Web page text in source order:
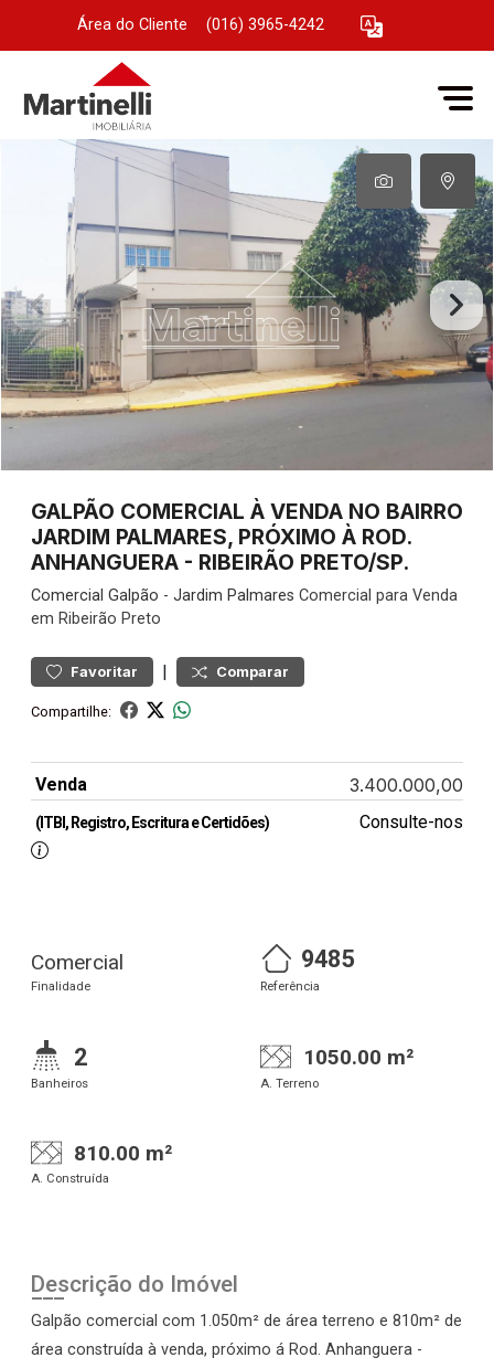
Área do Cliente (016) 3965-4242
GALPÃO COMERCIAL À VENDA NO BAIRRO
JARDIM PALMARES, PRÓXIMO À ROD.
ANHANGUERA - RIBEIRÃO PRETO/SP.
Comercial Galpão - Jardim Palmares Comercial para Venda
em Ribeirão Preto
Favoritar | Comparar
Compartilhe:
Venda 3.400.000,00
(ITBI, Registro, Escritura e Certidões) Consulte-nos
Comercial
Finalidade
9485
Referência
2
Banheiros
1050.00 m²
A. Terreno
810.00 m²
A. Construída
Descrição do Imóvel
Galpão comercial com 1.050m² de área terreno e 810m² de
área construída à venda, próximo á Rod. Anhanguera -